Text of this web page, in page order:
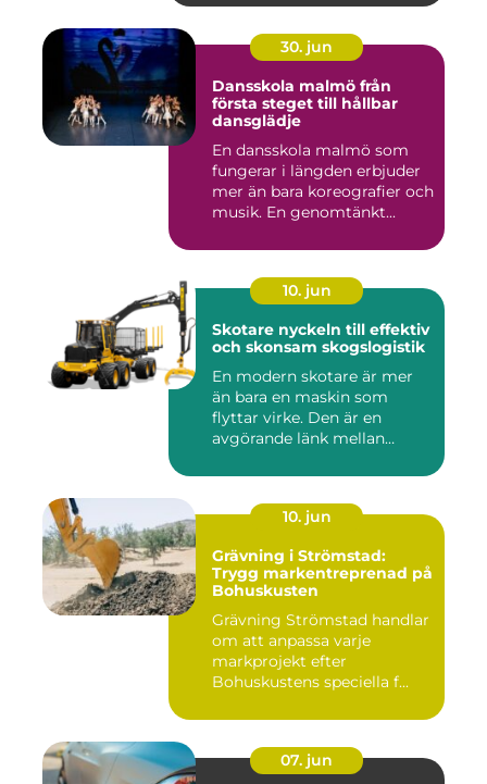
30. jun
Dansskola malmö från
första steget till hållbar
dansglädje
En dansskola malmö som
fungerar i längden erbjuder
mer än bara koreografier och
musik. En genomtänkt...
10. jun
Skotare nyckeln till effektiv
och skonsam skogslogistik
En modern skotare är mer
än bara en maskin som
flyttar virke. Den är en
avgörande länk mellan
10. jun
Grävning i Strömstad:
Trygg markentreprenad på
Bohuskusten
Grävning Strömstad handlar
om att anpassa varje
markprojekt efter
Bohuskustens speciella f...
07. jun